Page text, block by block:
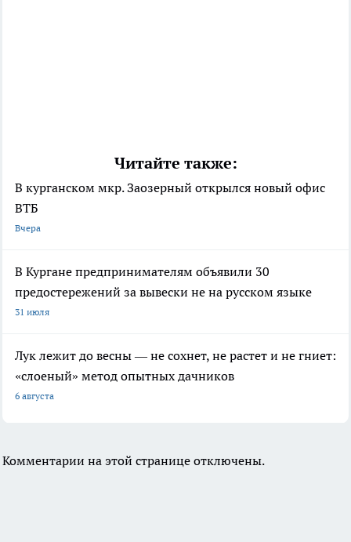
Читайте также:
В курганском мкр. Заозерный открылся новый офис
ВТБ
Вчера
В Кургане предпринимателям объявили 30
предостережений за вывески не на русском языке
31 июля
Лук лежит до весны — не сохнет, не растет и не гниет:
«слоеный» метод опытных дачников
6 августа
Комментарии на этой странице отключены.